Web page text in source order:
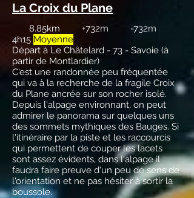
La Croix du Plane
8.85km +732m -732m
4h15 Moyenne
Départ à Le Châtelard - 73 - Savoie (à
partir de Montlardier)
C'est une randonnée peu fréquentée
qui va à la recherche de la fragile Croix
du Plane ancrée sur son rocher isolé.
Depuis l'alpage environnant, on peut
admirer le panorama sur quelques uns
des sommets mythiques des Bauges. Si
l'itinéraire par la piste et les raccourcis
qui permettent de couper les lacets
sont assez évidents, dans l'alpage il
faudra faire preuve d'un peu de sens de
l'orientation et ne pas hésiter à sortir la
boussole.